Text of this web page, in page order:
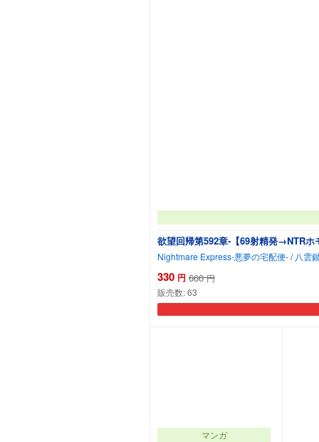
欲望回帰第592章-【69射精発→NTR
Nightmare Express-悪夢の宅配便-/ 八雲
330 円 660 円
販売数:63
マンガ